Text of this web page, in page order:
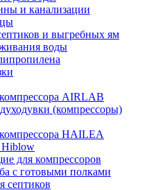
и канализации
и выгребных ям
воды
AIRLAB
(компрессоры)
HAILEA
Hiblow
для компрессоров
с готовыми полками
септиков